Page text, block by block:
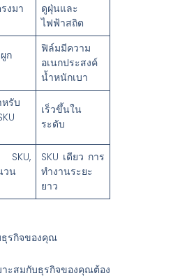
งมา
ดูฝุ่นและ
ไฟฟ้าสถิต
ก
ฟิล์มมีความ
อเนกประสงค์
น้ำหนักเบา
รับ
เร็วขึ้นใน
ระดับ
วน
SKU เดียว การ
ทำงานระยะ
ยาว
ธุรกิจของคุณ
าะสมกับธุรกิจของคุณต้อง